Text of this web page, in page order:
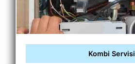
Kombi Servisi